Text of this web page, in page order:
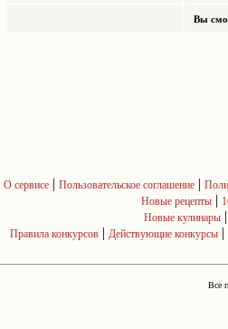
Вы
О сервисе| Пользовательское соглашение|
Новые рецепты |
Новые кулинары
Правила конкурсов | Действующие конкурсы |
Все